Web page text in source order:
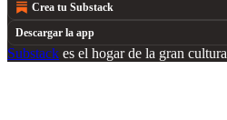
Crea tu Substack
Descargar la app
Substack es el hogar de la gran cultura